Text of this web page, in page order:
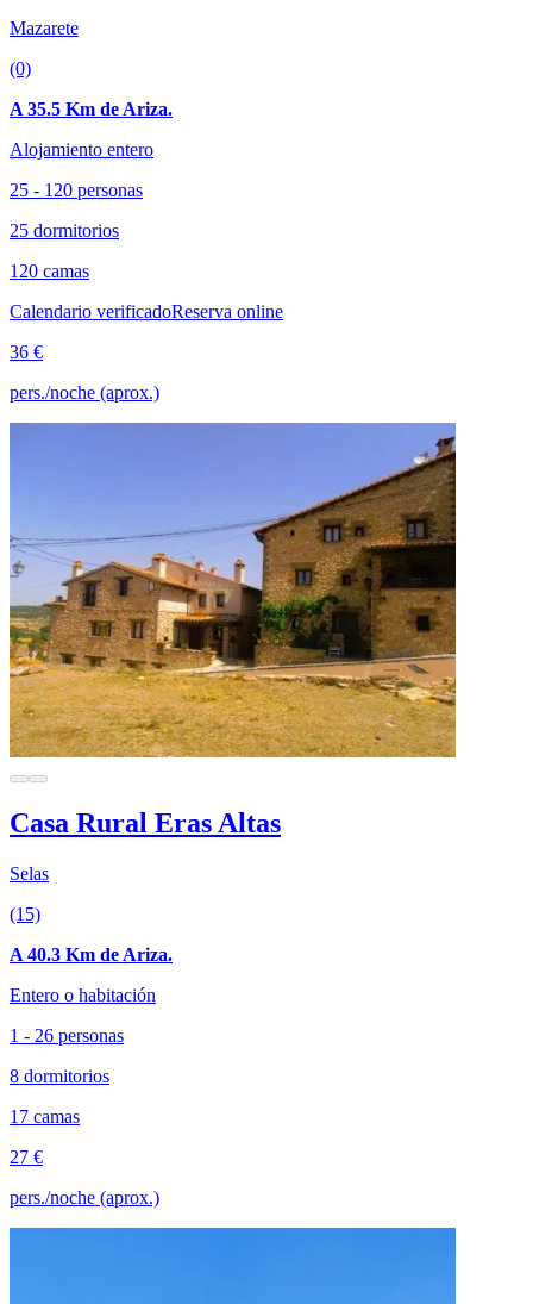
Mazarete
(0)
A 35.5 Km de Ariza.
Alojamiento entero
25 - 120 personas
25 dormitorios
120 camas
Calendario verificadoReserva online
36 €
pers./noche (aprox.)
Casa Rural Eras Altas
Selas
(15)
A 40.3 Km de Ariza.
Entero o habitación
1 - 26 personas
8 dormitorios
17 camas
27 €
pers./noche (aprox.)